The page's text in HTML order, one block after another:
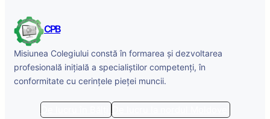
CPB
Misiunea Colegiului constă în formarea și dezvoltarea
profesională inițială a specialiștilor competenți, în
conformitate cu cerințele pieței muncii.